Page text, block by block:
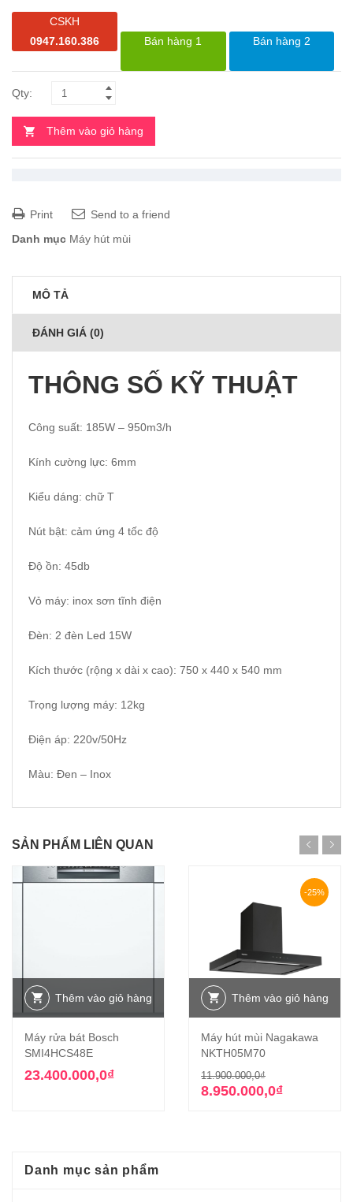
CSKH
0947.160.386
Bán hàng 1 Bán hàng 2
Thêm vào giỏ hàng
Print
Send to a friend
Danh mục Máy hút mùi
MÔ TẢ
ĐÁNH GIÁ (0)
THÔNG SỐ KỸ THUẬT
Công suất: 185W – 950m3/h
Kính cường lực: 6mm
Kiểu dáng: chữ T
Nút bật: cảm ứng 4 tốc độ
Độ ồn: 45db
Vỏ máy: inox sơn tĩnh điện
Đèn: 2 đèn Led 15W
Kích thước (rộng x dài x cao): 750 x 440 x 540 mm
Trọng lượng máy: 12kg
Điện áp: 220v/50Hz
Màu: Đen – Inox
SẢN PHẨM LIÊN QUAN
Thêm vào giỏ hàng
Máy rửa bát Bosch
SMI4HCS48E
23.400.000,0₫
-25%
Thêm vào giỏ hàng
Máy hút mùi Nagakawa
NKTH05M70
11.900.000,0₫Giá
gốc
8.950.000,0₫
Giá
hiện
Danh mục sản phẩm